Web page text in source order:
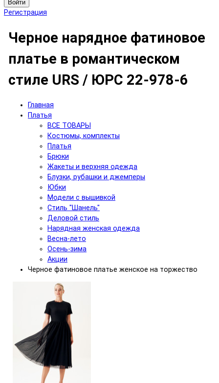
Войти
Регистрация
Черное нарядное фатиновое
платье в романтическом
стиле URS / ЮРС 22-978-6
Главная
Платья
ВСЕ ТОВАРЫ
Костюмы, комплекты
Платья
Брюки
Жакеты и верхняя одежда
Блузки, рубашки и джемперы
Юбки
Модели с вышивкой
Стиль "Шанель"
Деловой стиль
Нарядная женская одежда
Весна-лето
Осень-зима
Акции
Черное фатиновое платье женское на торжество